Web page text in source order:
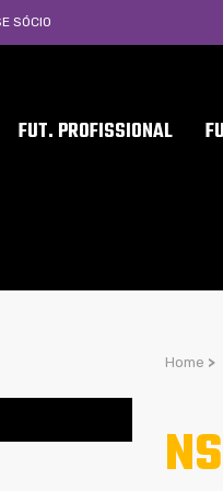
SÓCIO
FUT. PROFISSIONAL
Home >